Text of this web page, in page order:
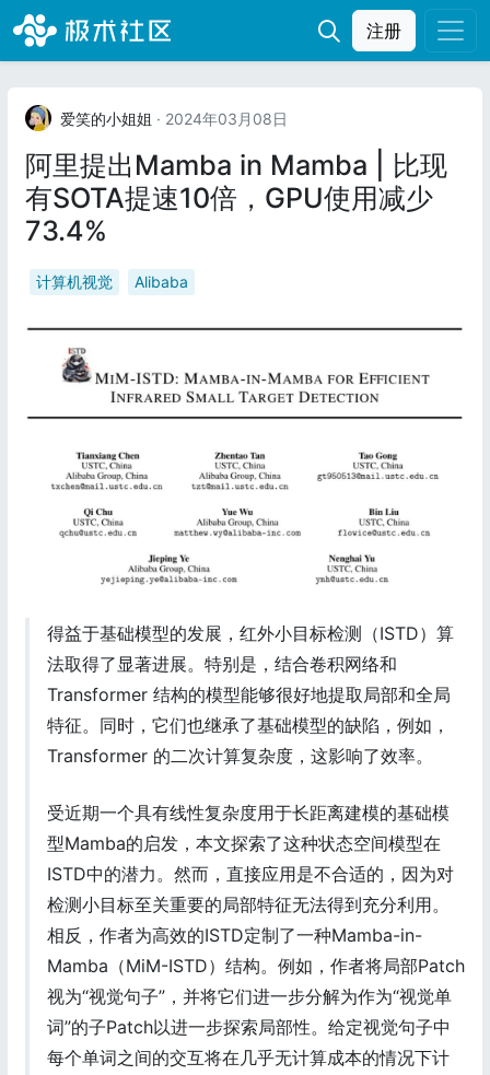
注册
爱笑的小姐姐 · 2024年03月08日
阿里提出Mamba in Mamba | 比现
有SOTA提速10倍，GPU使用减少
73.4%
计算机视觉 Alibaba
得益于基础模型的发展，红外小目标检测（ISTD）算
法取得了显著进展。特别是，结合卷积网络和
Transformer 结构的模型能够很好地提取局部和全局
特征。同时，它们也继承了基础模型的缺陷，例如，
Transformer 的二次计算复杂度，这影响了效率。
受近期一个具有线性复杂度用于长距离建模的基础模
型Mamba的启发，本文探索了这种状态空间模型在
ISTD中的潜力。然而，直接应用是不合适的，因为对
检测小目标至关重要的局部特征无法得到充分利用。
相反，作者为高效的ISTD定制了一种Mamba-in-
Mamba（MiM-ISTD）结构。例如，作者将局部Patch
视为“视觉句子”，并将它们进一步分解为作为“视觉单
词”的子Patch以进一步探索局部性。给定视觉句子中
每个单词之间的交互将在几乎无计算成本的情况下计